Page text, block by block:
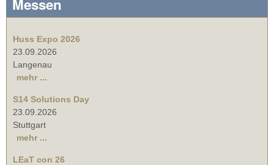
Messen
Huss Expo 2026
23.09.2026
Langenau
mehr ...
S14 Solutions Day
23.09.2026
Stuttgart
mehr ...
LEaT con 26